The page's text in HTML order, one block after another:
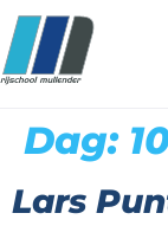
Dag:
Lars